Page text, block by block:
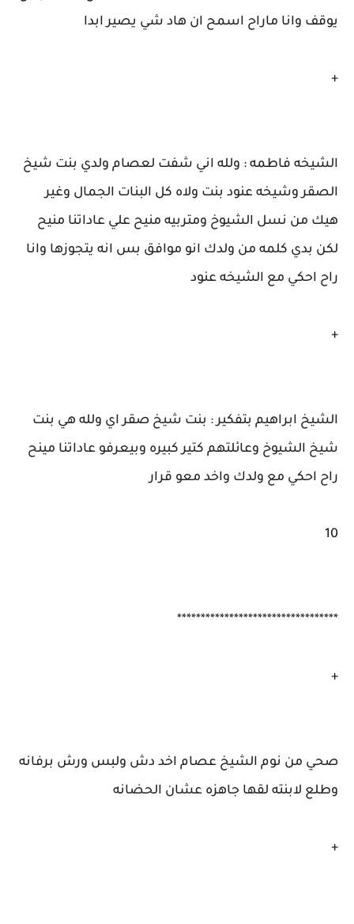
يوقف وانا ماراح اسمح ان هاد شي يصير ابدا
+
الشيخه فاطمه : ولله اني شفت لعصام ولدي بنت شيخ
الصقر وشيخه عنود بنت ولاه كل البنات الجمال وغير
هيك من نسل الشيوخ ومتربيه منيح علي عاداتنا منيح
لكن بدي كلمه من ولدك انو موافق بس انه يتجوزها وانا
راح احكي مع الشيخه عنود
+
الشيخ ابراهيم بتفكير : بنت شيخ صقر اي ولله هي بنت
شيخ الشيوخ وعائلتهم كتير كبيره وبيعرفو عاداتنا مينح
راح احكي مع ولدك واخد معو قرار
10
**********************************
+
صحي من نوم الشيخ عصام اخد دش ولبس ورش برفانه
وطلع لابنته لقها جاهزه عشان الحضانه
+